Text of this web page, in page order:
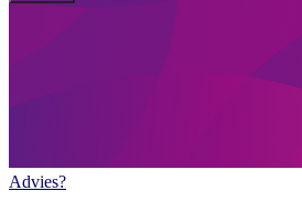
Advies?